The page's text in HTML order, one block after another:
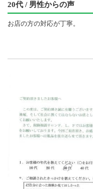
20代 / 男性からの声
お店の方の対応が丁寧。